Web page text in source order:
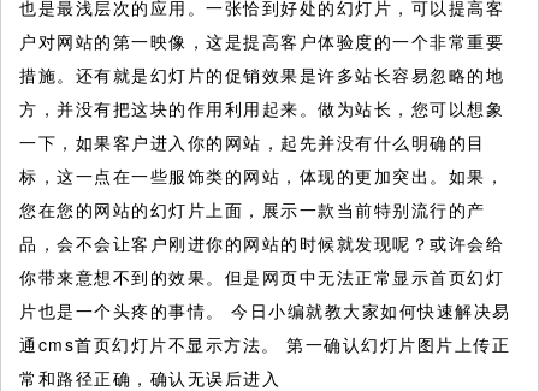
也是最浅层次的应用。一张恰到好处的幻灯片，可以提高客
户对网站的第一映像，这是提高客户体验度的一个非常重要
措施。还有就是幻灯片的促销效果是许多站长容易忽略的地
方，并没有把这块的作用利用起来。做为站长，您可以想象
一下，如果客户进入你的网站，起先并没有什么明确的目
标，这一点在一些服饰类的网站，体现的更加突出。如果，
您在您的网站的幻灯片上面，展示一款当前特别流行的产
品，会不会让客户刚进你的网站的时候就发现呢？或许会给
你带来意想不到的效果。但是网页中无法正常显示首页幻灯
片也是一个头疼的事情。
今日小编就教大家如何快速解决易
通cms首页幻灯片不显示方法。 第一确认幻灯片图片上传正
常和路径正确，确认无误后进入